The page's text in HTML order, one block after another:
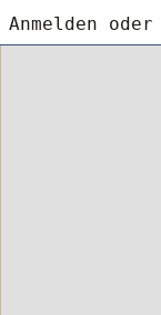
Anmelden